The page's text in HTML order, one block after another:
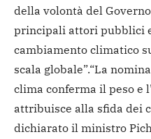
della volontà del
principali attori pubblici
cambiamento climatico
scala globale”.“La
clima conferma il peso e
attribuisce alla sfida dei
dichiarato il ministro